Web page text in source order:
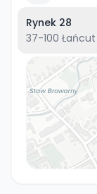
Rynek 28
37-100 Łańcut